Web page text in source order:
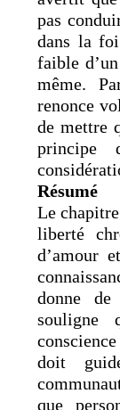
pas
dans la
faible
même.
renonce
de mettre
principe
Résumé
Le
liberté
d’amour
donne
souligne
doit
que